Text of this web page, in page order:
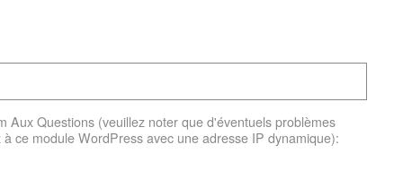
Questions (veuillez noter que d'éventuels problèmes
ce module WordPress avec une adresse IP dynamique):